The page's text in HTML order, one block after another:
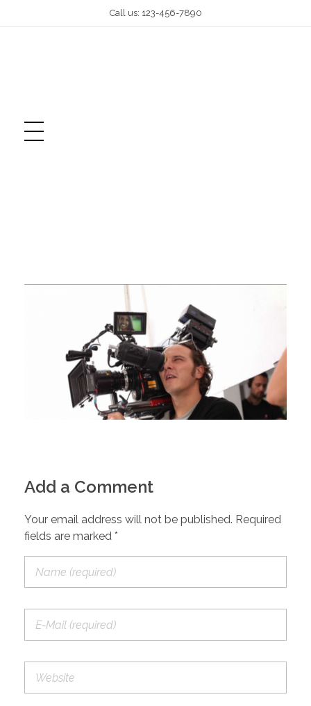
Call us: 123-456-7890
Add a Comment
Your email address will not be published. Required
fields are marked *